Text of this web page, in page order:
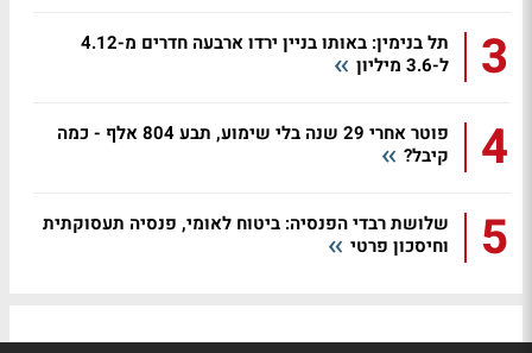
3
תל בנימין: באותו בניין ירדו ארבעה חדרים מ-4.12
ל-3.6 מיליון
4
פוטר אחרי 29 שנה בלי שימוע, תבע 804 אלף - כמה
קיבל?
5
שלושת רבדי הפנסיה: ביטוח לאומי, פנסיה תעסוקתית
וחיסכון פרטי